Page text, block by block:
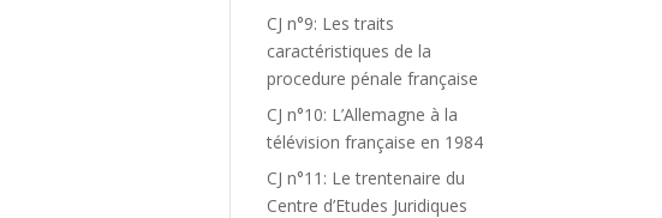
CJ n°9: Les traits
caractéristiques de la
procedure pénale française
CJ n°10: L’Allemagne à la
télévision française en 1984
CJ n°11: Le trentenaire du
Centre d’Etudes Juridiques